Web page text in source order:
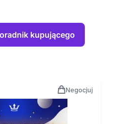
kupującego
Negocjuj